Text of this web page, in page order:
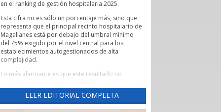
en el ranking de gestión hospitalaria 2025.
Esta cifra no es sólo un porcentaje más, sino que
representa que el principal recinto hospitalario de
Magallanes está por debajo del umbral mínimo
del 75% exigido por el nivel central para los
establecimientos autogestionados de alta
complejidad.
Lo más alarmante es que este resultado no
año este diario había advertido una tendencia
preocupante, cuando un reporte de la Evaluación
de los Establecimientos Autogestionados en Red
LEER EDITORIAL COMPLETA